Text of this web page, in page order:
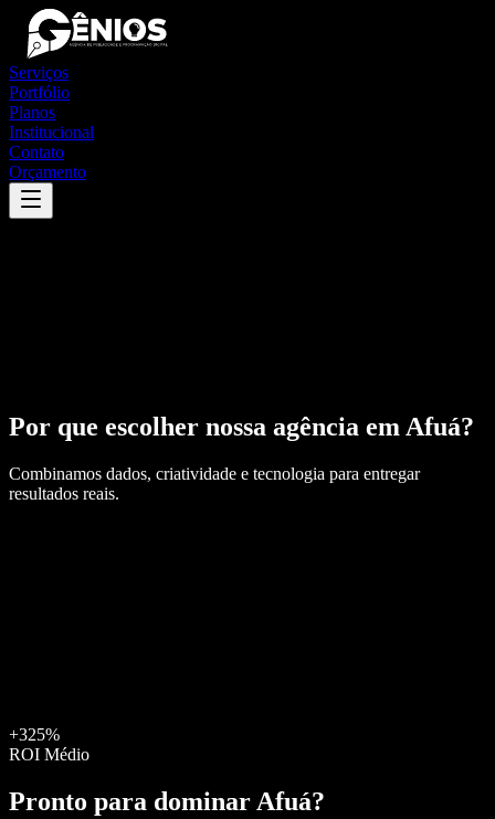
Serviços
Portfólio
Planos
Institucional
Contato
Orçamento
Por que escolher nossa agência em Afuá?
Combinamos dados, criatividade e tecnologia para entregar
resultados reais.
+325%
ROI Médio
Pronto para dominar Afuá?